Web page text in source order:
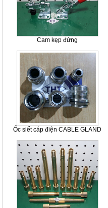
Cam kẹp đứng
Ốc siết cáp điện CABLE GLAND